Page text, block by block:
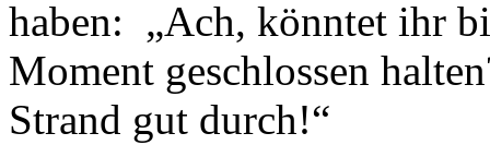
haben: „Ach, könntet ihr
Moment geschlossen
Strand gut durch!“